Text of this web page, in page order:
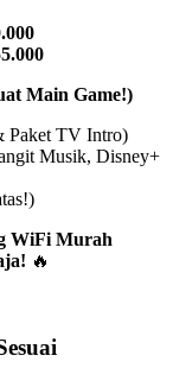
Main Game!)
Paket TV Intro)
Musik, Disney+
WiFi Murah
🔥